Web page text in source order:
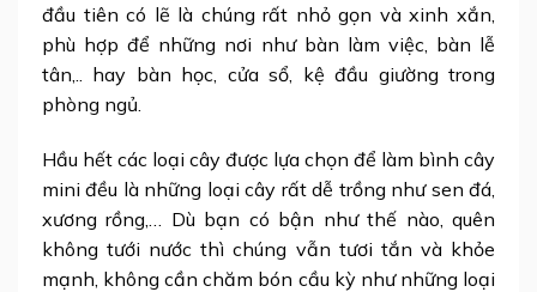
đầu tiên có lẽ là chúng rất nhỏ gọn và xinh xắn,
phù hợp để những nơi như bàn làm việc, bàn lễ
tân,.. hay bàn học, cửa sổ, kệ đầu giường trong
phòng ngủ.
Hầu hết các loại cây được lựa chọn để làm bình cây
mini đều là những loại cây rất dễ trồng như sen đá,
xương rồng,… Dù bạn có bận như thế nào, quên
không tưới nước thì chúng vẫn tươi tắn và khỏe
mạnh, không cần chăm bón cầu kỳ như những loại